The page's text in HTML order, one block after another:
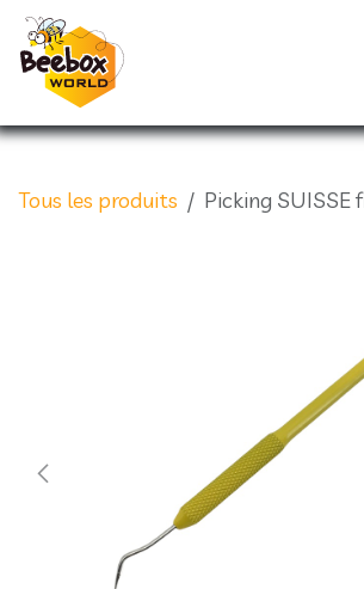
Se rendre au contenu
Tous les produits Picking